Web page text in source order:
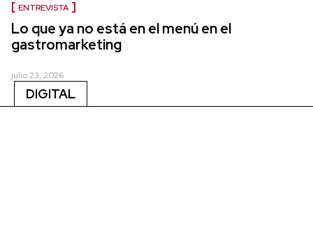
ENTREVISTA
Lo que ya no está en el menú en el
gastromarketing
julio 23, 2026
DIGITAL